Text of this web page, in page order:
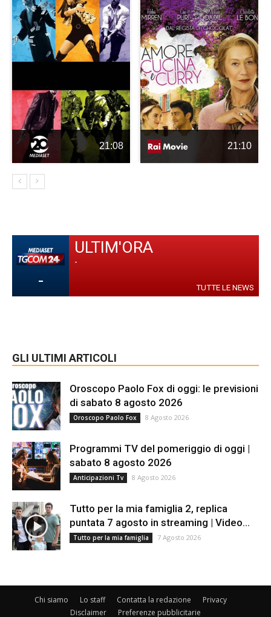
21:08 21:10
-
ULTIM'ORA
-
TUTTE LE NEWS
GLI ULTIMI ARTICOLI
Oroscopo Paolo Fox di oggi: le previsioni
di sabato 8 agosto 2026
Oroscopo Paolo Fox 8 Agosto 2026
Programmi TV del pomeriggio di oggi |
sabato 8 agosto 2026
Anticipazioni Tv 8 Agosto 2026
Tutto per la mia famiglia 2, replica
puntata 7 agosto in streaming | Video...
Tutto per la mia famiglia 7 Agosto 2026
Chi siamo Lo staff Contatta la redazione
Privacy
Disclaimer
Preferenze pubblicitarie